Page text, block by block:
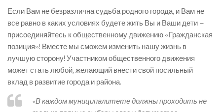
Если Вам не безразлична судьба родного города, и Вам не
все равно в каких условиях будете жить Вы и Ваши дети –
присоединяйтесь к общественному движению «Гражданская
позиция»! Вместе мы сможем изменить нашу жизнь в
лучшую сторону! Участником общественного движения
может стать любой, желающий внести свой посильный
вклад в развитие города и района.
«В каждом муниципалитете должны проходить не